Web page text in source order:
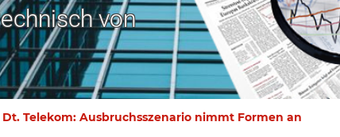
von
Dt. Telekom: Ausbruchsszenario nimmt Formen an